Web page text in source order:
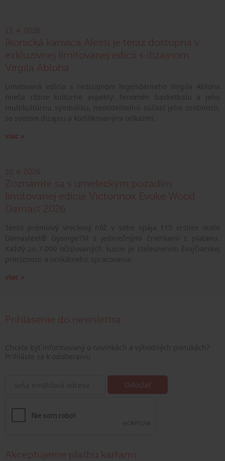
13. 4. 2026
Ikonická kanvica Alessi je teraz dostupná v
exkluzívnej limitovanej edícii s dizajnom
Virgila Abloha
viac »
10. 4. 2026
Zoznámte sa s umeleckým pozadím
limitovanej edície Victorinox Evoke Wood
Damast 2026
viac »
Prihlásenie do newslettra
Akceptujeme platbu kartami: